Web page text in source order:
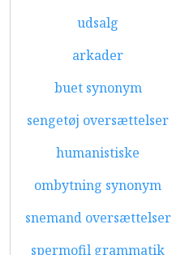
udsalg
arkader
buet synonym
sengetøj oversættelser
humanistiske
ombytning synonym
snemand oversættelser
spermofil grammatik